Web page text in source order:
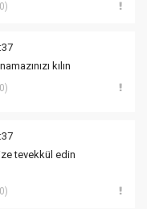
kılın
tevekkül edin